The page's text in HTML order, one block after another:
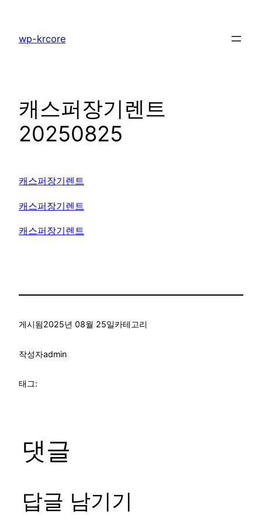
wp-krcore
캐스퍼장기렌트
20250825
캐스퍼장기렌트
캐스퍼장기렌트
캐스퍼장기렌트
게시됨2025년 08월 25일카테고리
작성자admin
태그:
댓글
답글 남기기